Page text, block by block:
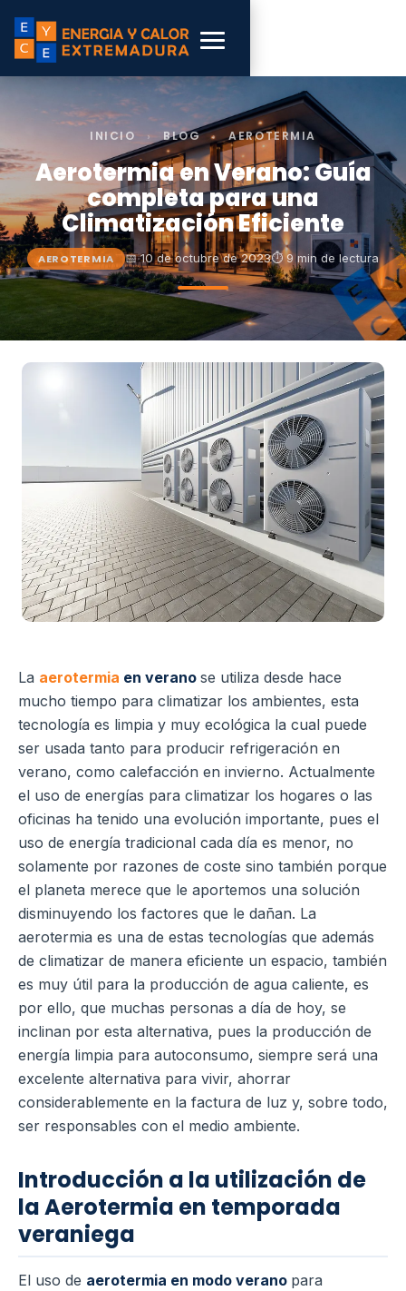
INICIO › BLOG › AEROTERMIA
Aerotermia en Verano: Guía
completa para una
Climatización Eficiente
AEROTERMIA 📅 10 de octubre de 2023⏱ 9 min de lectura
La aerotermia en verano se utiliza desde hace
mucho tiempo para climatizar los ambientes, esta
tecnología es limpia y muy ecológica la cual puede
ser usada tanto para producir refrigeración en
verano, como calefacción en invierno. Actualmente
el uso de energías para climatizar los hogares o las
oficinas ha tenido una evolución importante, pues el
uso de energía tradicional cada día es menor, no
solamente por razones de coste sino también porque
el planeta merece que le aportemos una solución
disminuyendo los factores que le dañan. La
aerotermia es una de estas tecnologías que además
de climatizar de manera eficiente un espacio, también
es muy útil para la producción de agua caliente, es
por ello, que muchas personas a día de hoy, se
inclinan por esta alternativa, pues la producción de
energía limpia para autoconsumo, siempre será una
excelente alternativa para vivir, ahorrar
considerablemente en la factura de luz y, sobre todo,
ser responsables con el medio ambiente.
Introducción a la utilización de
la Aerotermia en temporada
veraniega
El uso de aerotermia en modo verano para